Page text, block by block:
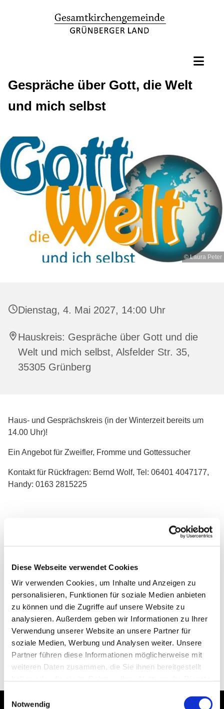
Diese Webseite verwendet Cookies
Wir verwenden Cookies, um Inhalte und Anzeigen zu
personalisieren, Funktionen für soziale Medien anbieten
zu können und die Zugriffe auf unsere Website zu
analysieren. Außerdem geben wir Informationen zu Ihrer
Verwendung unserer Website an unsere Partner für
soziale Medien, Werbung und Analysen weiter. Unsere
Partner führen diese Informationen möglicherweise mit
weiteren Daten zusammen, die Sie ihnen bereitgestellt
Notwendig
Gespräche über Gott, die Welt
und mich selbst
© Laura Peter
Dienstag, 4. Mai 2027, 14:00 Uhr
Hauskreis: Gespräche über Gott und die
Welt und mich selbst, Alsfelder Str. 35,
35305 Grünberg
Haus- und Gesprächskreis (in der Winterzeit bereits um
14.00 Uhr)!
Ein Angebot für Zweifler, Fromme und Gottessucher
Kontakt für Rückfragen: Bernd Wolf, Tel: 06401 4047177,
Handy: 0163 2815225